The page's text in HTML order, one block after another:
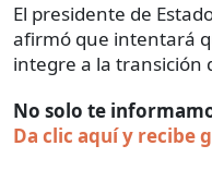
El presidente de
afirmó que intentará
integre a la transición
No solo te
Da clic aquí y recibe